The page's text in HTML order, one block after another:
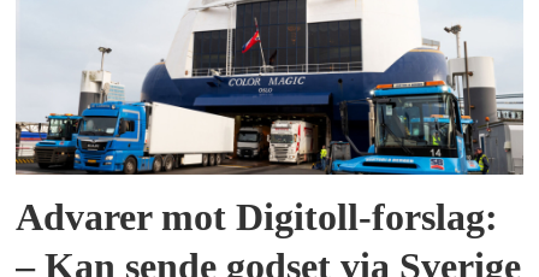
Advarer mot Digitoll-forslag:
– Kan sende godset via Sverige